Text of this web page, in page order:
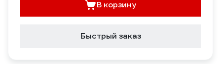
В корзину
Быстрый заказ